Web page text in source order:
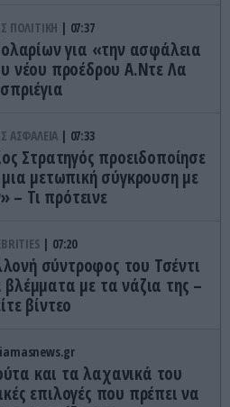
ΠΟΛΙΤΙΚΗ 07:37
για «την ασφάλεια
νέου προέδρου Α.Ντε Λα
ΑΣΦΑΛΕΙΑ 07:33
Στρατηγός προειδοποίησε
μετωπική σύγκρουση με
– Τι πρότεινε
07:20
σύντροφος του Τσέντι
με τα νάζια της –
βίντεο
και τα λαχανικά του
επιλογές που πρέπει να